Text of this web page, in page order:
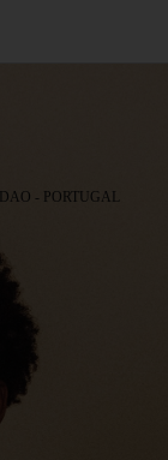
DÃO - PORTUGAL